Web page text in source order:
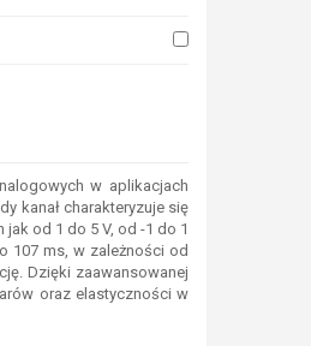
w aplikacjach
kanał charakteryzuje się
od 1 do 5 V, od -1 do 1
107 ms, w zależności od
Dzięki zaawansowanej
oraz elastyczności w